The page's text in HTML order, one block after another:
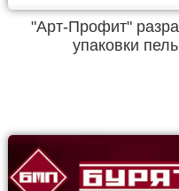
"Арт-Профит"
упаковки